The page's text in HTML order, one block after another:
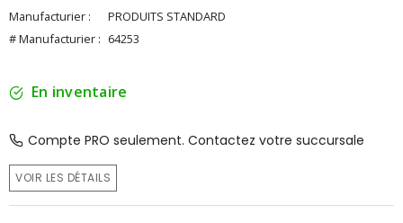
Manufacturier :
PRODUITS STANDARD
# Manufacturier : 64253
En inventaire
Compte PRO seulement. Contactez votre succursale
VOIR LES DÉTAILS